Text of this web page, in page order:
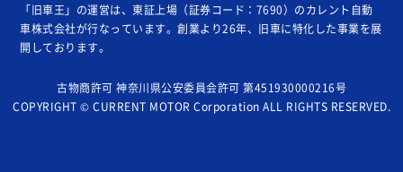
「旧車王」の運営は、東証上場（証券コード：7690）のカレント自動
車株式会社が行なっています。創業より26年、旧車に特化した事業を展
開しております。
古物商許可 神奈川県公安委員会許可 第451930000216号
COPYRIGHT © CURRENT MOTOR Corporation ALL RIGHTS RESERVED.